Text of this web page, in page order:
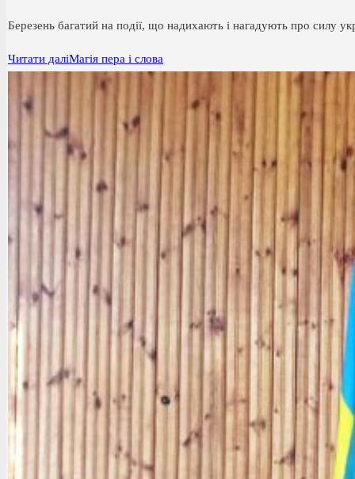
Березень багатий на події, що надихають і нагадують про силу
Читати даліМагія пера і слова